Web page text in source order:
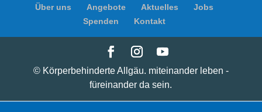
Über uns Angebote Aktuelles
Jobs
Spenden
Kontakt
© Körperbehinderte Allgäu. miteinander leben -
füreinander da sein.